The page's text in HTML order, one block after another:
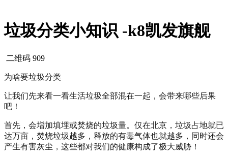
垃圾分类小知识 -k8凯发旗舰
二维码 909
为啥要垃圾分类
让我们先来看一看生活垃圾全部混在一起，会带来哪些后果
吧！
首先，会增加填埋或焚烧的垃圾量。仅在北京，垃圾占地就已
达万亩，焚烧垃圾越多，释放的有毒气体也就越多，同时还会
产生有害灰尘，这些都对我们的健康构成了极大威胁！